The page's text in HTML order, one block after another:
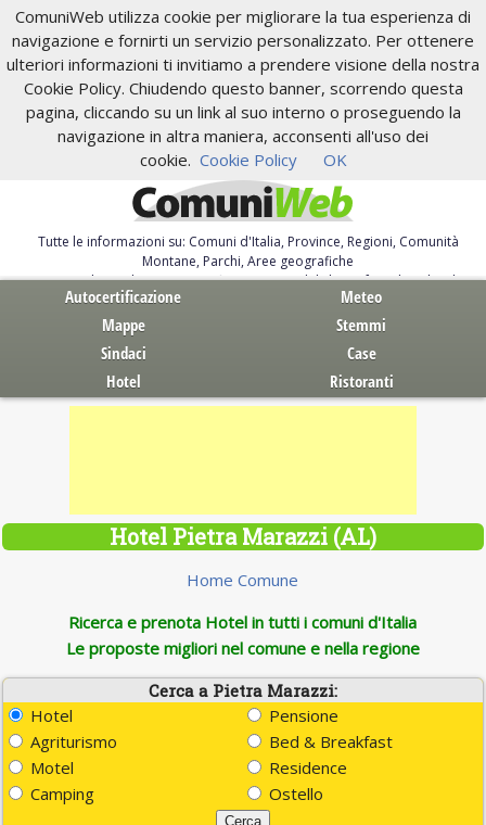
ComuniWeb utilizza cookie per migliorare la tua esperienza di
navigazione e fornirti un servizio personalizzato. Per ottenere
ulteriori informazioni ti invitiamo a prendere visione della nostra
Cookie Policy. Chiudendo questo banner, scorrendo questa
pagina, cliccando su un link al suo interno o proseguendo la
navigazione in altra maniera, acconsenti all'uso dei
cookie. Cookie Policy OK
Tutte le informazioni su: Comuni d'Italia, Province, Regioni, Comunità
Montane, Parchi, Aree geografiche
Servizi al Cittadino. Autocertificazione, moduli, leggi, free download
Autocertificazione
Meteo
Mappe
Stemmi
Sindaci
Case
Hotel
Ristoranti
Hotel Pietra Marazzi (AL)
Home Comune
Ricerca e prenota Hotel in tutti i comuni d'Italia
Le proposte migliori nel comune e nella regione
Cerca a Pietra Marazzi:
Hotel
Pensione
Agriturismo
Bed & Breakfast
Motel
Residence
Camping
Ostello